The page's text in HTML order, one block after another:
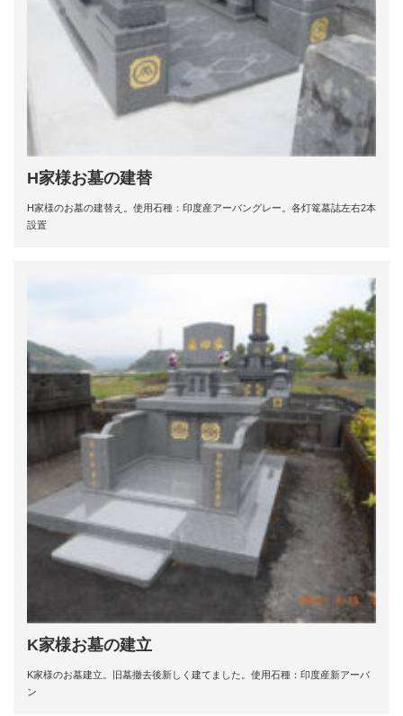
H家様お墓の建替
H家様のお墓の建替え。使用石種：印度産アーバングレー。各灯篭墓誌左右2本
設置
K家様お墓の建立
K家様のお墓建立。旧墓撤去後新しく建てました。使用石種：印度産新アーバ
ン